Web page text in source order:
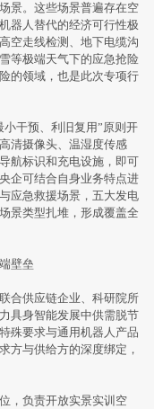
景。这些场景普遍存在空
器人替代的经济可行性极
空走线检测、地下电缆沟
等极端天气下的应急抢险
的领域，也是此次专项行
干预、利旧复用”原则开
清摄像头、温湿度传感
航标识和充电设施，即可
企可结合自身业务特点进
应急救援场景，五大发电
景类型扎堆，形成覆盖全
壁垒
合供应链企业、科研院所
具身智能发展中供需脱节
殊要求与通用机器人产品
方与供给方的深度绑定，
，负责开放实景实训空